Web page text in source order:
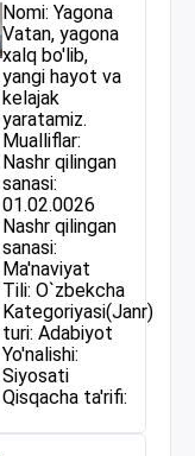
Nomi: Yagona
Vatan, yagona
xalq bo'lib,
yangi hayot va
kelajak
yaratamiz.
Mualliflar:
Nashr qilingan
sanasi:
01.02.0026
Nashr qilingan
sanasi:
Ma'naviyat
Tili: O`zbekcha
Kategoriyasi(Janr)
turi: Adabiyot
Yo'nalishi:
Siyosati
Qisqacha ta'rifi: